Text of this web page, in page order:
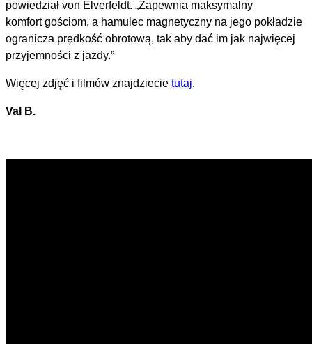
powiedział von Elverfeldt. „Zapewnia maksymalny
komfort gościom, a hamulec magnetyczny na jego pokładzie
ogranicza prędkość obrotową, tak aby dać im jak najwięcej
przyjemności z jazdy.”
Więcej zdjęć i filmów znajdziecie tutaj.
Val B.